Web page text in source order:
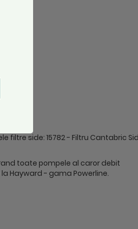
side: 15782 - Filtru Cantabric
toate pompele al caror debit
Hayward - gama Powerline.